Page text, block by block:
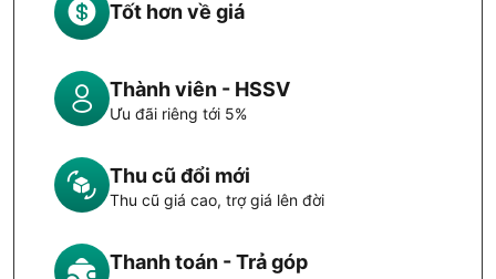
Tốt hơn về giá
Thành viên - HSSV
Ưu đãi riêng tới 5%
Thu cũ đổi mới
Thu cũ giá cao, trợ giá lên đời
Thanh toán - Trả góp